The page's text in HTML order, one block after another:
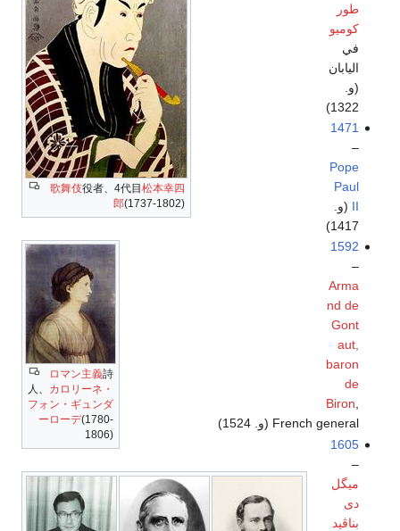
歌舞伎役者、4代目松本幸四
郎(1737-1802)
ロマン主義詩
人、 カロリーネ・
フォン・ギュンダ
ーローデ(1780-
1806)
طور
كوميو
في
اليابان
(و.
1322)
1471
–
Pope
Paul
II (و.
1417)
1592
–
Arma
nd de
Gont
aut,
baron
de
Biron,
French general (و. 1524)
1605
–
ميگل
دى
بناڤيد